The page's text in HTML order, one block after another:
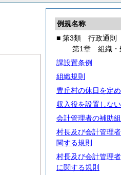
例規名称
■ 第3類 行政通則
第1章 組織・
課設置条例
組織規則
豊丘村の休日を定
収入役を設置しな
会計管理者の補助
村長及び会計管理
関する規則
村長及び会計管理
に関する規則